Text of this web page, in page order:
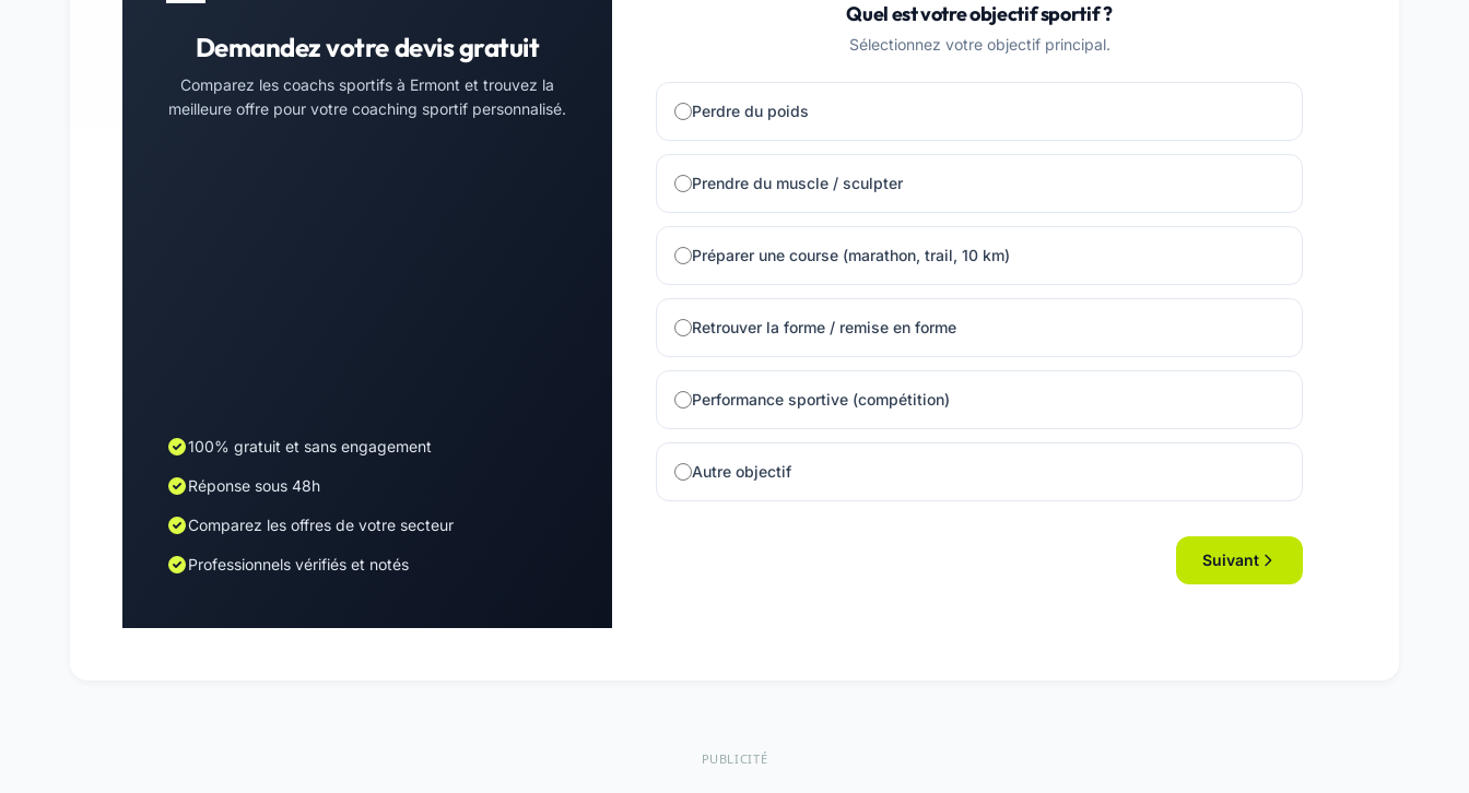
Demandez votre devis gratuit
Comparez les coachs sportifs à Ermont et trouvez la
meilleure offre pour votre coaching sportif personnalisé.
100% gratuit et sans engagement
Réponse sous 48h
Comparez les offres de votre secteur
Professionnels vérifiés et notés
Quel est votre objectif sportif ?
Sélectionnez votre objectif principal.
Perdre du poids
Prendre du muscle / sculpter
Préparer une course (marathon, trail, 10 km)
Retrouver la forme / remise en forme
Performance sportive (compétition)
Autre objectif
Suivant
PUBLICITÉ